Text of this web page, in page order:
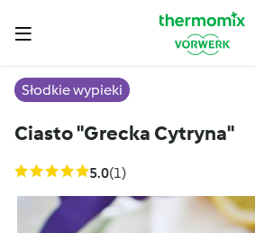
Słodkie wypieki
Ciasto "Grecka Cytryna"
5.0(1)